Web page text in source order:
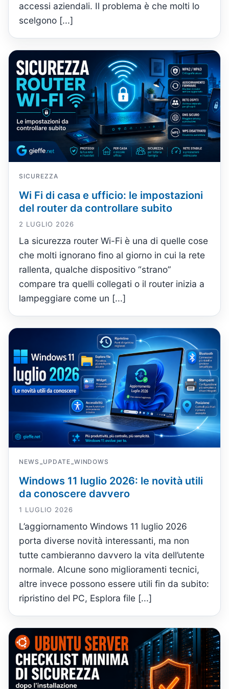
accessi aziendali. Il problema è che molti lo
scelgono [...]
SICUREZZA
Wi Fi di casa e ufficio: le impostazioni
del router da controllare subito
2 LUGLIO 2026
La sicurezza router Wi-Fi è una di quelle cose
che molti ignorano fino al giorno in cui la rete
rallenta, qualche dispositivo “strano”
compare tra quelli collegati o il router inizia a
lampeggiare come un [...]
NEWS -UPDATE-WINDOWS
Windows 11 luglio 2026: le novità utili
da conoscere davvero
1 LUGLIO 2026
L’aggiornamento Windows 11 luglio 2026
porta diverse novità interessanti, ma non
tutte cambieranno davvero la vita dell’utente
normale. Alcune sono miglioramenti tecnici,
altre invece possono essere utili fin da subito:
ripristino del PC, Esplora file [...]